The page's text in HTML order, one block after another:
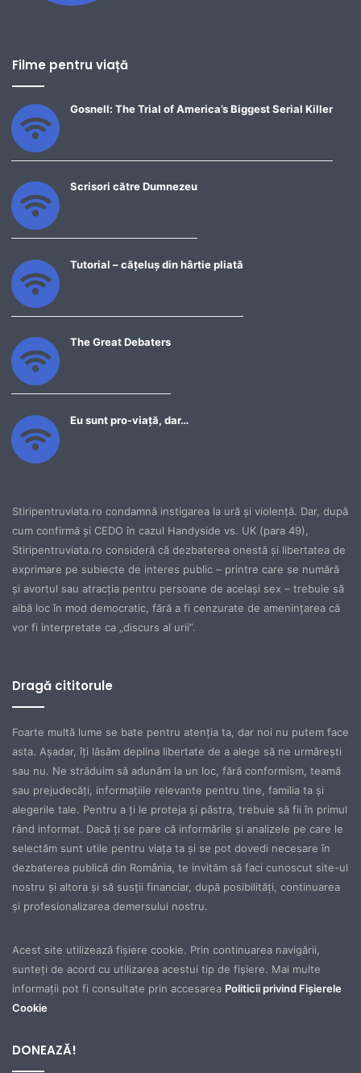
Filme pentru viață
Gosnell: The Trial of America’s Biggest Serial Killer
Scrisori către Dumnezeu
Tutorial – cățeluș din hârtie pliată
The Great Debaters
Eu sunt pro-viață, dar…
Stiripentruviata.ro condamnă instigarea la ură şi violenţă. Dar, după
cum confirmă şi CEDO în cazul Handyside vs. UK (para 49),
Stiripentruviata.ro consideră că dezbaterea onestă şi libertatea de
exprimare pe subiecte de interes public – printre care se numără
şi avortul sau atracţia pentru persoane de acelaşi sex – trebuie să
aibă loc în mod democratic, fără a fi cenzurate de ameninţarea că
vor fi interpretate ca „discurs al urii”.
Dragă cititorule
Foarte multă lume se bate pentru atenţia ta, dar noi nu putem face
asta. Aşadar, îţi lăsăm deplina libertate de a alege să ne urmăreşti
sau nu. Ne străduim să adunăm la un loc, fără conformism, teamă
sau prejudecăţi, informaţiile relevante pentru tine, familia ta şi
alegerile tale. Pentru a ţi le proteja şi păstra, trebuie să fii în primul
rând informat. Dacă ţi se pare că informările şi analizele pe care le
selectăm sunt utile pentru viaţa ta şi se pot dovedi necesare în
dezbaterea publică din România, te invităm să faci cunoscut site-ul
nostru şi altora şi să susţii financiar, după posibilităţi, continuarea
şi profesionalizarea demersului nostru.
Acest site utilizează fișiere cookie. Prin continuarea navigării,
sunteți de acord cu utilizarea acestui tip de fișiere. Mai multe
informații pot fi consultate prin accesarea Politicii privind Fișierele
Cookie
DONEAZĂ!